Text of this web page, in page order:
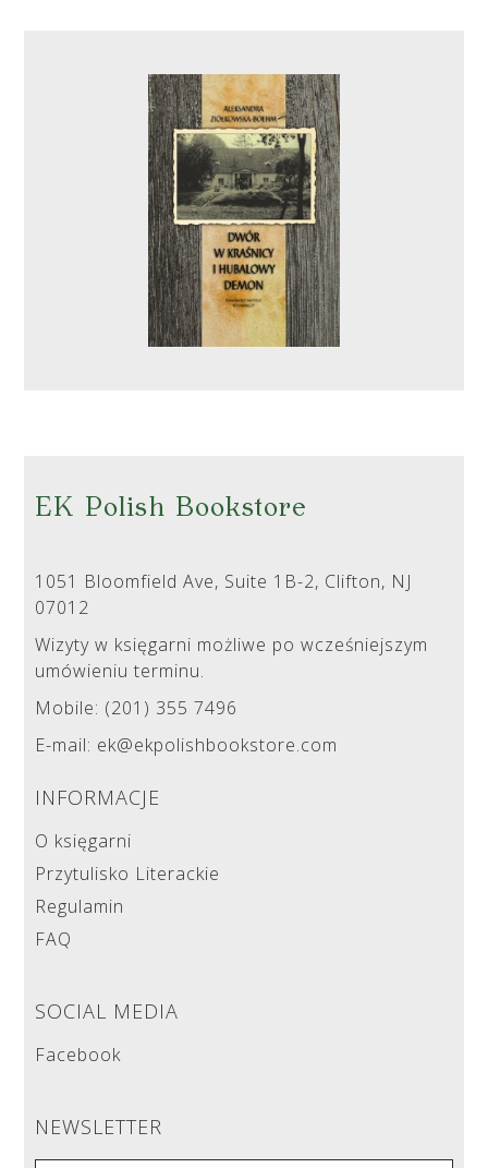
EK Polish Bookstore
1051 Bloomfield Ave, Suite 1B-2, Clifton, NJ
07012
Wizyty w księgarni możliwe po wcześniejszym
umówieniu terminu.
Mobile: (201) 355 7496
E-mail: ek@ekpolishbookstore.com
INFORMACJE
O księgarni
Przytulisko Literackie
Regulamin
FAQ
SOCIAL MEDIA
Facebook
NEWSLETTER